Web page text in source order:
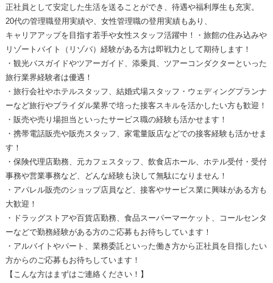
正社員として安定した生活を送ることができ、待遇や福利厚生も充実。
20代の管理職登用実績や、女性管理職の登用実績もあり、
キャリアアップを目指す若手や女性スタッフ活躍中！・旅館の住み込みや
リゾートバイト（リゾバ）経験がある方は即戦力として期待します！
・観光バスガイドやツアーガイド、添乗員、ツアーコンダクターといった
旅行業界経験者は優遇！
・旅行会社やホテルスタッフ、結婚式場スタッフ・ウェディングプランナ
ーなど旅行やブライダル業界で培った接客スキルを活かしたい方も歓迎！
・販売や売り場担当といったサービス職の経験も活かせます！
・携帯電話販売や販売スタッフ、家電量販店などでの接客経験も活かせま
す！
・保険代理店勤務、元カフェスタッフ、飲食店ホール、ホテル受付・受付
事務や営業事務など、どんな経験も決して無駄になりません！
・アパレル販売のショップ店員など、接客やサービス業に興味がある方も
大歓迎！
・ドラッグストアや百貨店勤務、食品スーパーマーケット、コールセンタ
ーなどで勤務経験がある方のご応募もお待ちしています！
・アルバイトやパート、業務委託といった働き方から正社員を目指したい
方からのご応募もお待ちしています！
【こんな方はまずはご連絡ください！】